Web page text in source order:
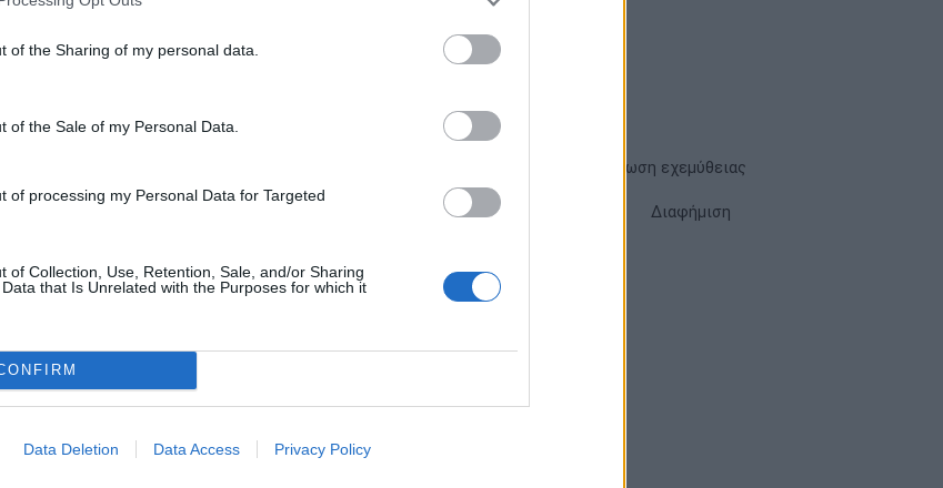
of the Sharing of my personal data.
of the Sale of my Personal Data.
of processing my Personal Data for Targeted
of Collection, Use, Retention, Sale, and/or Sharing
that Is Unrelated with the Purposes for which it
Data Deletion Data Access Privacy Policy
εχεμύθειαςτου ιστοτόπου της
γονέα ή κηδεμόνα ή επιτρόπου
Δήλωση εχεμύθειας
Ρυθμίσεις Cookies Διαφήμιση